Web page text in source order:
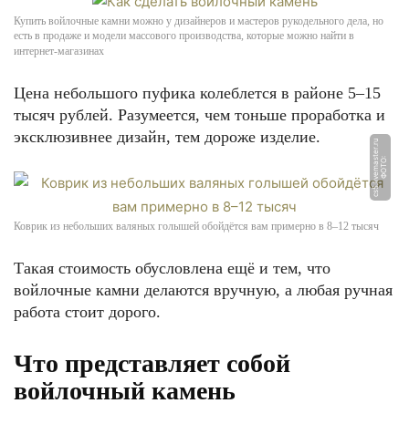
Купить войлочные камни можно у дизайнеров и мастеров рукодельного дела, но
есть в продаже и модели массового производства, которые можно найти в
интернет-магазинах
Цена небольшого пуфика колеблется в районе 5–15
тысяч рублей. Разумеется, чем тоньше проработка и
эксклюзивнее дизайн, тем дороже изделие.
Ф
О
Т
О:
c
s
5.li
v
e
m
a
s
t
e
r.
r
u
Коврик из небольших валяных голышей обойдётся вам примерно в 8–12 тысяч
Такая стоимость обусловлена ещё и тем, что
войлочные камни делаются вручную, а любая ручная
работа стоит дорого.
Что представляет собой
войлочный камень